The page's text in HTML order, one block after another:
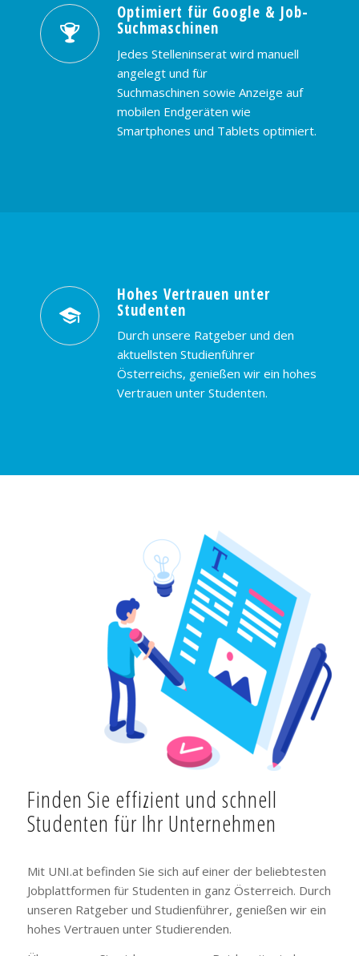
Optimiert für Google & Job-
Suchmaschinen
Jedes Stelleninserat wird manuell
angelegt und für
Suchmaschinen sowie Anzeige auf
mobilen Endgeräten wie
Smartphones und Tablets optimiert.
Hohes Vertrauen unter
Studenten
Durch unsere Ratgeber und den
aktuellsten Studienführer
Österreichs, genießen wir ein hohes
Vertrauen unter Studenten.
Finden Sie effizient und schnell
Studenten für Ihr Unternehmen
Mit UNI.at befinden Sie sich auf einer der beliebtesten
Jobplattformen für Studenten in ganz Österreich. Durch
unseren Ratgeber und Studienführer, genießen wir ein
hohes Vertrauen unter Studierenden.